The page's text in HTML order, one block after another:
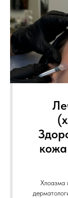
Хлоазма